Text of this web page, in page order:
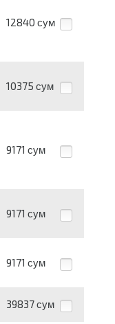
12840 сум
10375 сум
9171 сум
9171 сум
9171 сум
39837 сум